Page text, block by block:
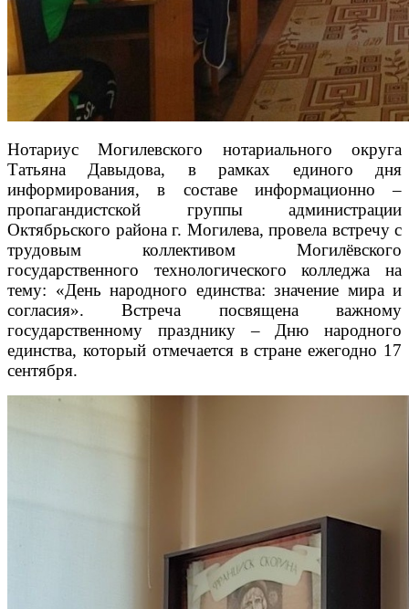
Нотариус Могилевского нотариального округа
Татьяна Давыдова, в рамках единого дня
информирования, в составе информационно –
пропагандистской группы администрации
Октябрьского района г. Могилева, провела встречу с
трудовым коллективом Могилёвского
государственного технологического колледжа на
тему: «День народного единства: значение мира и
согласия». Встреча посвящена важному
государственному празднику – Дню народного
единства, который отмечается в стране ежегодно 17
сентября.